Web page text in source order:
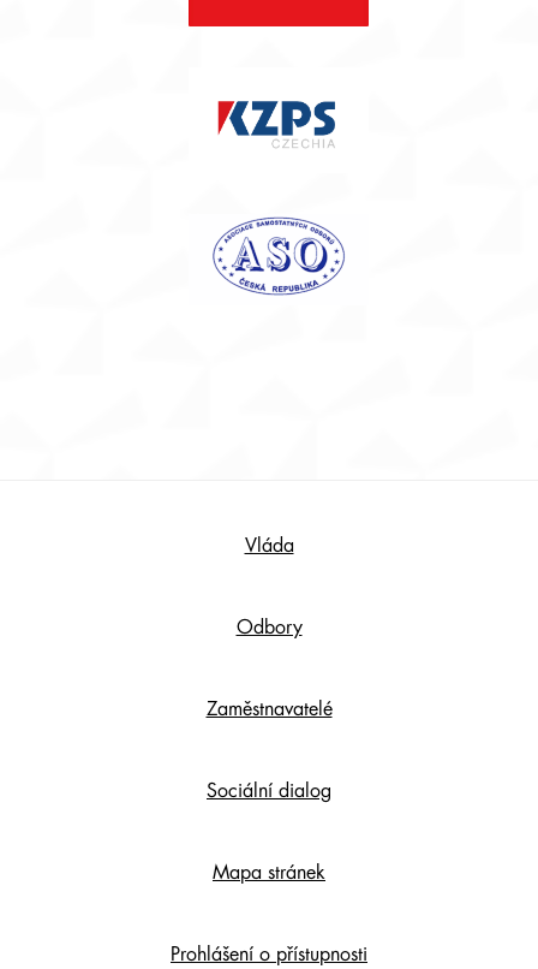
Vláda
Odbory
Zaměstnavatelé
Sociální dialog
Mapa stránek
Prohlášení o přístupnosti